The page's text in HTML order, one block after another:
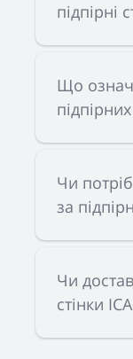
підпірні
Що
Чи
за
Чи
стінки